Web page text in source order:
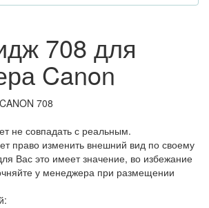
708 для
Canon
не совпадать с реальным.
право изменить внешний вид по своему
Вас это имеет значение, во избежание
у менеджера при размещении